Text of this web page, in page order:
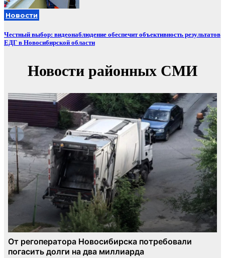
Новости
Честный выбор: видеонаблюдение обеспечит объективность результатов
ЕДГ в Новосибирской области